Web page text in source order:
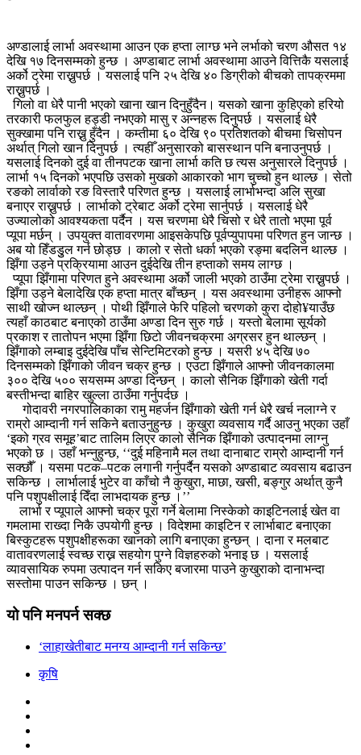
अण्डालाई लार्भा अवस्थामा आउन एक हप्ता लाग्छ भने लर्भाको चरण औसत १४
देखि १७ दिनसम्मको हुन्छ । अण्डाबाट लार्भा अवस्थामा आउने वित्तिकै यसलाई
अर्को ट्रेमा राख्नुपर्छ । यसलाई पनि २५ देखि ४० डिग्रीको बीचको तापक्रममा
राख्नुपर्छ ।
गिलो वा धेरै पानी भएको खाना खान दिनुहुँदैन। यसको खाना कुहिएको हरियो
तरकारी फलफुल हड्डी नभएको मासु र अन्नहरू दिनुपर्छ । यसलाई धेरै
सुक्खामा पनि राख्नु हुँदैन । कम्तीमा ६० देखि ९० प्रतिशतको बीचमा चिसोपन
अर्थात् गिलो खान दिनुपर्छ । त्यहीँ अनुसारको बासस्थान पनि बनाउनुपर्छ ।
यसलाई दिनको दुई वा तीनपटक खाना लार्भा कति छ त्यस अनुसारले दिनुपर्छ ।
लार्भा १५ दिनको भएपछि उसको मुखको आकारको भाग चुच्चो हुन थाल्छ । सेतो
रङको लार्वाको रङ विस्तारै परिणत हुन्छ । यसलाई लार्भाभन्दा अलि सुखा
बनाएर राख्नुपर्छ । लार्भाको ट्रेबाट अर्को ट्रेमा सार्नुपर्छ । यसलाई धेरै
उज्यालोको आवश्यकता पर्दैन । यस चरणमा धेरै चिसो र धेरै तातो भएमा पूर्व
प्यूपा मर्छन् । उपयुक्त वातावरणमा आइसकेपछि पूर्वप्युपापमा परिणत हुन जान्छ ।
अब यो हिँडडुुल गर्न छोड्छ । कालो र सेतो धर्का भएको रङ्मा बदलिन थाल्छ ।
झिँगा उड्ने प्रक्रियामा आउन दुईदेखि तीन हप्ताको समय लाग्छ ।
प्यूपा झिँगामा परिणत हुने अवस्थामा अर्को जाली भएको ठाउँमा ट्रेमा राख्नुपर्छ ।
झिँगा उड्ने बेलादेखि एक हप्ता मात्र बाँच्छन् । यस अवस्थामा उनीहरू आफ्नो
साथी खोज्न थाल्छन् । पोथी झिँगाले फेरि पहिलो चरणको कुरा दोहो¥याउँछ
त्यहाँ काठबाट बनाएको ठाउँमा अण्डा दिन सुरु गर्छ । यस्तो बेलामा सूर्यको
प्रकाश र तातोपन भएमा झिँगा छिटो जीवनचक्रमा अग्रसर हुन थाल्छन् ।
झिँगाको लम्बाइ दुईदेखि पाँच सेन्टिमिटरको हुन्छ । यसरी ४५ देखि ७०
दिनसम्मको झिँगाको जीवन चक्र हुन्छ । एउटा झिँगाले आफ्नो जीवनकालमा
३०० देखि ५०० सयसम्म अण्डा दिन्छन् । कालो सैनिक झिँगाको खेती गर्दा
बस्तीभन्दा बाहिर खुल्ला ठाउँमा गर्नुपर्दछ ।
गोदावरी नगरपालिकाका रामु महर्जन झिँगाको खेती गर्न धेरै खर्च नलाग्ने र
राम्रो आम्दानी गर्न सकिने बताउनुहुन्छ । कुखुरा व्यवसाय गर्दै आउनु भएका उहाँ
‘इको ग्रव समूह’बाट तालिम लिएर कालो सैनिक झिँगाको उत्पादनमा लाग्नु
भएको छ । उहाँ भन्नुहुन्छ, ‘‘दुई महिनामै मल तथा दानाबाट राम्रो आम्दानी गर्न
सक्छौँ । यसमा पटक–पटक लगानी गर्नुपर्दैन यसको अण्डाबाट व्यवसाय बढाउन
सकिन्छ । लार्भालाई भुटेर वा काँचो नै कुखुरा, माछा, खसी, बङ्गुर अर्थात् कुनै
पनि पशुपक्षीलाई दिँदा लाभदायक हुन्छ ।’’
लार्भा र प्यूपाले आफ्नो चक्र पूरा गर्ने बेलामा निस्केको काइटिनलाई खेत वा
गमलामा राख्दा निकै उपयोगी हुन्छ । विदेशमा काइटिन र लार्भाबाट बनाएका
बिस्कुटहरू पशुपक्षीहरूका खानको लागि बनाएका हुन्छन् । दाना र मलबाट
वातावरणलाई स्वच्छ राख्न सहयोग पुग्ने विज्ञहरुको भनाइ छ । यसलाई
व्यावसायिक रुपमा उत्पादन गर्न सकिए बजारमा पाउने कुखुराको दानाभन्दा
सस्तोमा पाउन सकिन्छ । छन् ।
यो पनि मनपर्न सक्छ
‘लाहाखेतीबाट मनग्य आम्दानी गर्न सकिन्छ’
कृषि